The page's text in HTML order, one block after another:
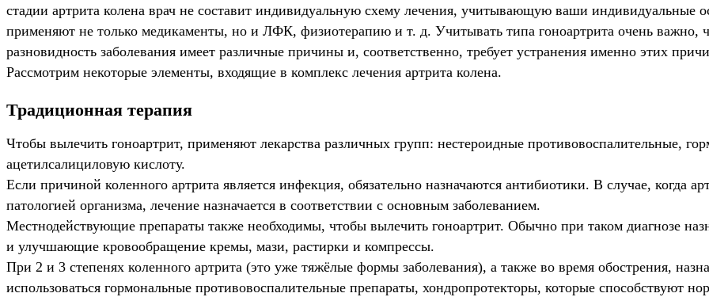
стадии артрита колена врач не составит индивидуальную схему лечения, учитывающую ваши индивидуальные
применяют не только медикаменты, но и ЛФК, физиотерапию и т. д. Учитывать типа гоноартрита очень важно,
разновидность заболевания имеет различные причины и, соответственно, требует устранения именно этих
Рассмотрим некоторые элементы, входящие в комплекс лечения артрита колена.
Традиционная терапия
Чтобы вылечить гоноартрит, применяют лекарства различных групп: нестероидные противовоспалительные,
ацетилсалициловую кислоту.
Если причиной коленного артрита является инфекция, обязательно назначаются антибиотики. В случае, когда
патологией организма, лечение назначается в соответствии с основным заболеванием.
Местнодействующие препараты также необходимы, чтобы вылечить гоноартрит. Обычно при таком диагнозе
и улучшающие кровообращение кремы, мази, растирки и компрессы.
При 2 и 3 степенях коленного артрита (это уже тяжёлые формы заболевания), а также во время обострения,
использоваться гормональные противовоспалительные препараты, хондропротекторы, которые способствуют